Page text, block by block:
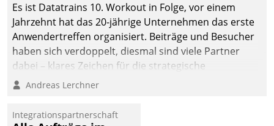
Es ist Datatrains 10. Workout in Folge, vor einem
Jahrzehnt hat das 20-jährige Unternehmen das erste
Anwendertreffen organisiert. Beiträge und Besucher
haben sich verdoppelt, diesmal sind viele Partner
dabei – klares Zeichen für die strategische
Fokussierung auf den Kunden.
Andreas Lerchner
Integrationspartnerschaft